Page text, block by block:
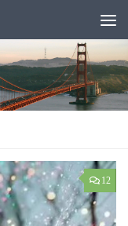
12